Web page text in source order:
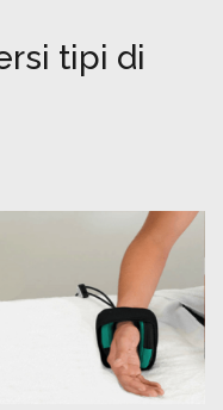
tipi di